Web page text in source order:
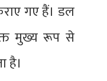
गए हैं। डल
मुख्य रूप से
है।